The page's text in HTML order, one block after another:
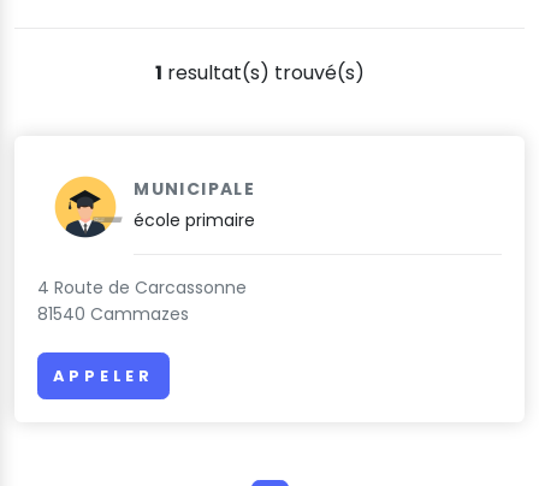
1 resultat(s) trouvé(s)
MUNICIPALE
école primaire
4 Route de Carcassonne
81540 Cammazes
APPELER